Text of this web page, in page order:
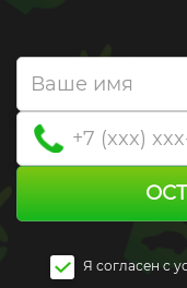
Я согласен c